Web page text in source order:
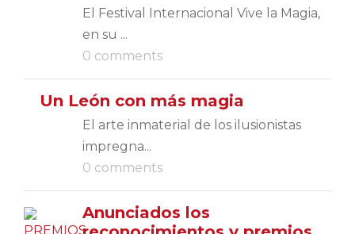
El Festival Internacional Vive la Magia,
en su ...
0 comments
Un León con más magia
El arte inmaterial de los ilusionistas
impregna...
0 comments
Anunciados los